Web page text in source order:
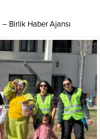
Birlik Haber Ajansı